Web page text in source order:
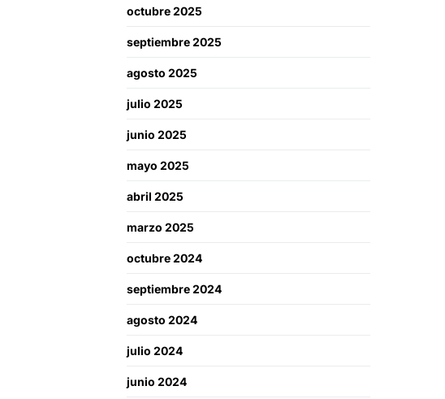
octubre 2025
septiembre 2025
agosto 2025
julio 2025
junio 2025
mayo 2025
abril 2025
marzo 2025
octubre 2024
septiembre 2024
agosto 2024
julio 2024
junio 2024